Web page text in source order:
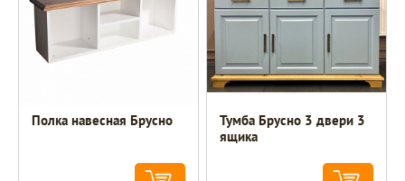
Полка навесная Брусно
Тумба Брусно 3 двери 3
ящика